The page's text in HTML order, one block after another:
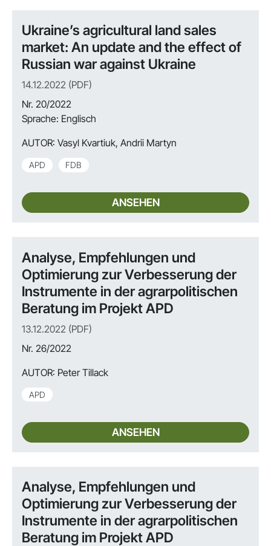
Ukraine’s agricultural land sales
market: An update and the effect of
Russian war against Ukraine
14.12.2022 (PDF)
Nr. 20/2022
Sprache: Englisch
AUTOR: Vasyl Kvartiuk, Andrii Martyn
APD FDB
ANSEHEN
Analyse, Empfehlungen und
Optimierung zur Verbesserung der
Instrumente in der agrarpolitischen
Beratung im Projekt APD
13.12.2022 (PDF)
Nr. 26/2022
AUTOR: Peter Tillack
APD
ANSEHEN
Analyse, Empfehlungen und
Optimierung zur Verbesserung der
Instrumente in der agrarpolitischen
Beratung im Projekt APD